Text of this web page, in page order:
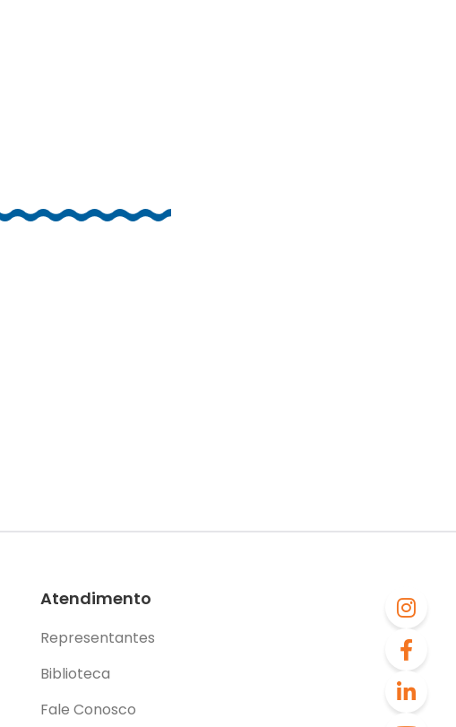
Atendimento
Representantes
Biblioteca
Fale Conosco